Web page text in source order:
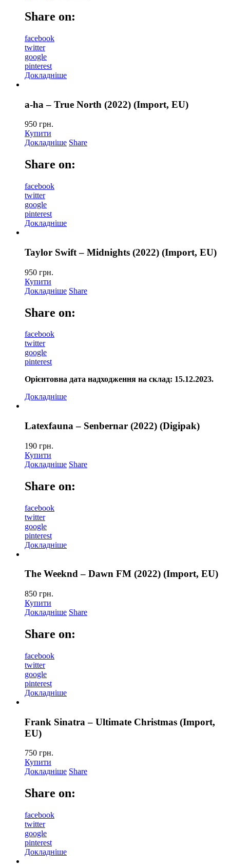
Share on:
facebook
twitter
google
pinterest
Докладніше
a-ha – True North (2022) (Import, EU)
950 грн.
Купити
Докладніше Share
Share on:
facebook
twitter
google
pinterest
Докладніше
Taylor Swift – Midnights (2022) (Import, EU)
950 грн.
Купити
Докладніше Share
Share on:
facebook
twitter
google
pinterest
Орієнтовна дата надходження на склад: 15.12.2023.
Докладніше
Latexfauna – Senbernar (2022) (Digipak)
190 грн.
Купити
Докладніше Share
Share on:
facebook
twitter
google
pinterest
Докладніше
The Weeknd – Dawn FM (2022) (Import, EU)
850 грн.
Купити
Докладніше Share
Share on:
facebook
twitter
google
pinterest
Докладніше
Frank Sinatra – Ultimate Christmas (Import,
EU)
750 грн.
Купити
Докладніше Share
Share on:
facebook
twitter
google
pinterest
Докладніше